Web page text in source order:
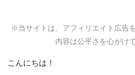
※当サイトは、アフィリエイト広告
内容は公平さを心がけ
こんにちは！